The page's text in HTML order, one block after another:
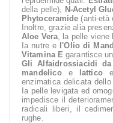
della pelle),
N-Acetyl
Phytoceramide (anti-età
Inoltre, grazie alia
Aloe Vera , la pelle
Ia nutre e l'Olio di
Vitamina E garantisce
Gli Alfaidrossiacidi
mandelico e lattico
enzimatica delicata
Ia pelle levigata ed
impedisce il
radicali liberi, il
rughe.